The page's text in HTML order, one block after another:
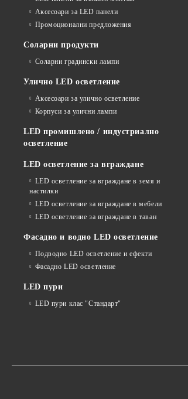
Аксесоари за LED панели
Промоционални предложения
Соларни продукти
Соларни градински лампи
Улично LED осветление
Аксесоари за улично осветление
Корпуси за улични лампи
LED промишлено / индустриално
осветление
LED осветление за вграждане
LED осветление за вграждане в земя и
настилки
LED осветление за вграждане в мебели
LED осветление за вграждане в таван
Фасадно и водно LED осветление
Подводно LED осветление и ефекти
Фасадно LED осветление
LED пури
LED пури клас "Стандарт"